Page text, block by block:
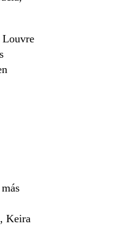
Louvre
Keira